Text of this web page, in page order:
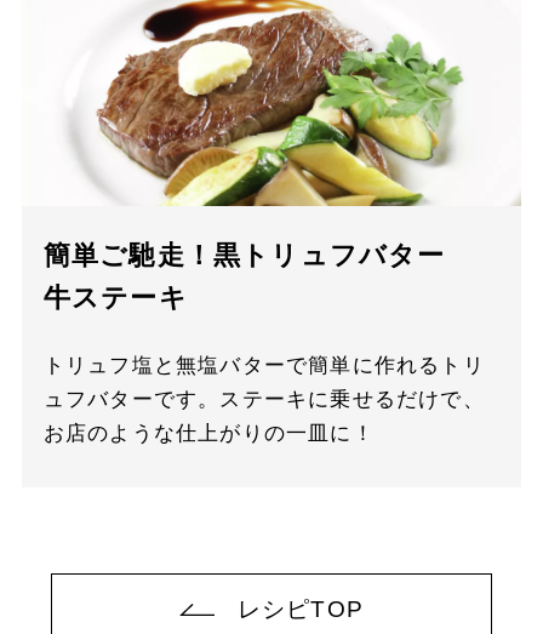
簡単ご馳走！黒トリュフバター
牛ステーキ
トリュフ塩と無塩バターで簡単に作れるトリ
ュフバターです。ステーキに乗せるだけで、
お店のような仕上がりの一皿に！
レシピTOP